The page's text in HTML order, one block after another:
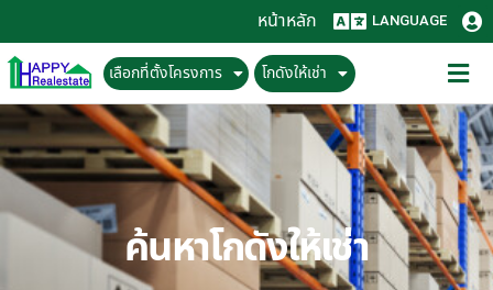
หน้าหลัก LANGUAGE
เลือกที่ตั้งโครงการ โกดังให้เช่า
ค้นหาโกดังให้เช่า